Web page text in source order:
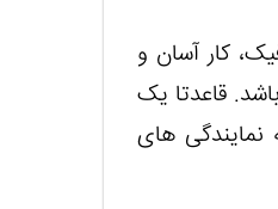
کار آسان و
قاعدتا یک
های